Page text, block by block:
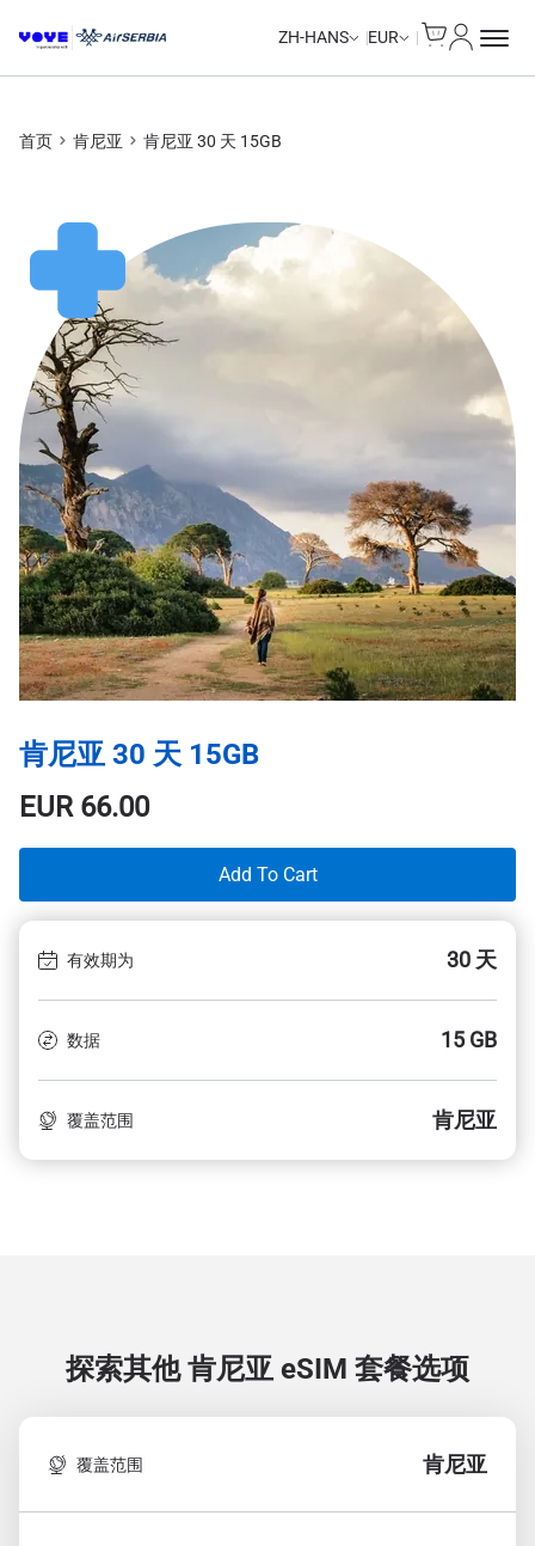
ZH-HANS EUR
首页 肯尼亚 肯尼亚 30 天 15GB
肯尼亚 30 天 15GB
EUR66.00
Add To Cart
有效期为 30 天
数据 15 GB
覆盖范围 肯尼亚
探索其他 肯尼亚 eSIM 套餐选项
覆盖范围 肯尼亚